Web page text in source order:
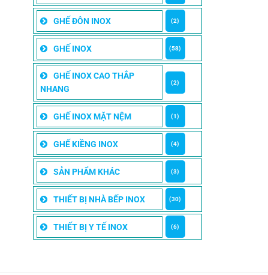
GHẾ ĐÔN INOX (2)
GHẾ INOX (58)
GHẾ INOX CAO THẮP
NHANG
(2)
GHẾ INOX MẶT NỆM (1)
GHẾ KIỀNG INOX (4)
SẢN PHẨM KHÁC (3)
THIẾT BỊ NHÀ BẾP INOX (30)
THIẾT BỊ Y TẾ INOX (6)